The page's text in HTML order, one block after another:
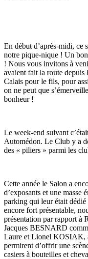
En début d’après-midi, ce
notre pique-nique ! Un
! Nous vous invitons à
avaient fait la route depuis
Calais pour le fils, pour
on ne peut que
bonheur !
Le week-end suivant
Automédon. Le Club y a
des « piliers » parmi les
Cette année le Salon a
d’exposants et une masse
parking qui leur était dédié
encore fort présentable,
présentation par rapport à
Jacques BESNARD
Laure et Lionel KOSIAK,
permirent d’offrir une
casiers à bouteilles et